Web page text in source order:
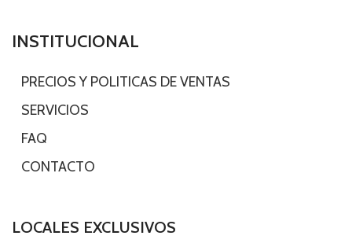
INSTITUCIONAL
PRECIOS Y POLITICAS DE VENTAS
SERVICIOS
FAQ
CONTACTO
LOCALES EXCLUSIVOS